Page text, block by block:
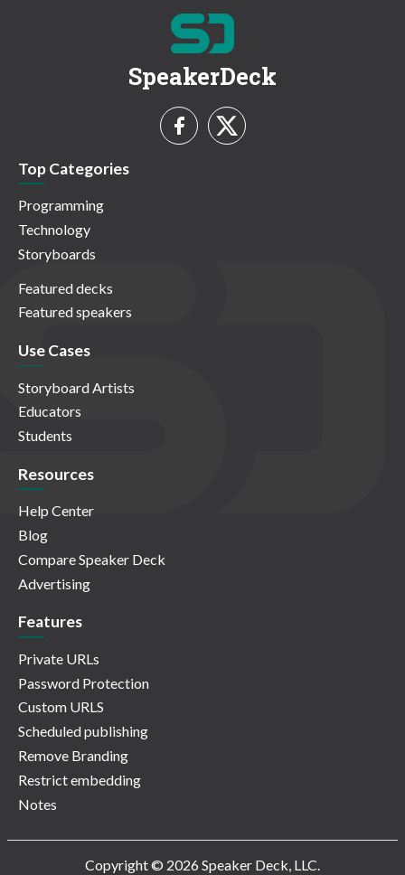
SpeakerDeck
Top Categories
Programming
Technology
Storyboards
Featured decks
Featured speakers
Use Cases
Storyboard Artists
Educators
Students
Resources
Help Center
Blog
Compare Speaker Deck
Advertising
Features
Private URLs
Password Protection
Custom URLS
Scheduled publishing
Remove Branding
Restrict embedding
Notes
Copyright © 2026 Speaker Deck, LLC.